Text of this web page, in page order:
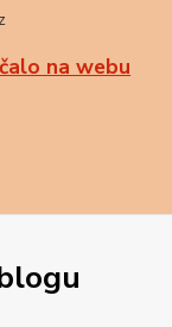
na webu